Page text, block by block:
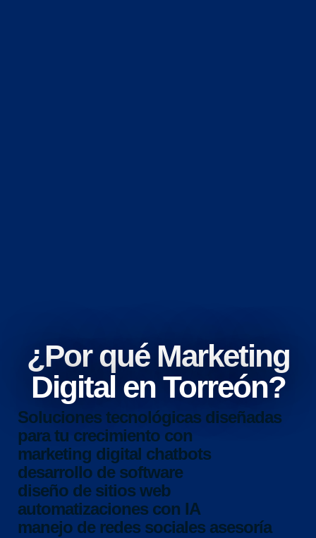
¿Por qué Marketing
Digital en Torreón?
Soluciones tecnológicas diseñadas
para tu crecimiento con
marketing digital chatbots
desarrollo de software
diseño de sitios web
automatizaciones con IA
manejo de redes sociales asesoría